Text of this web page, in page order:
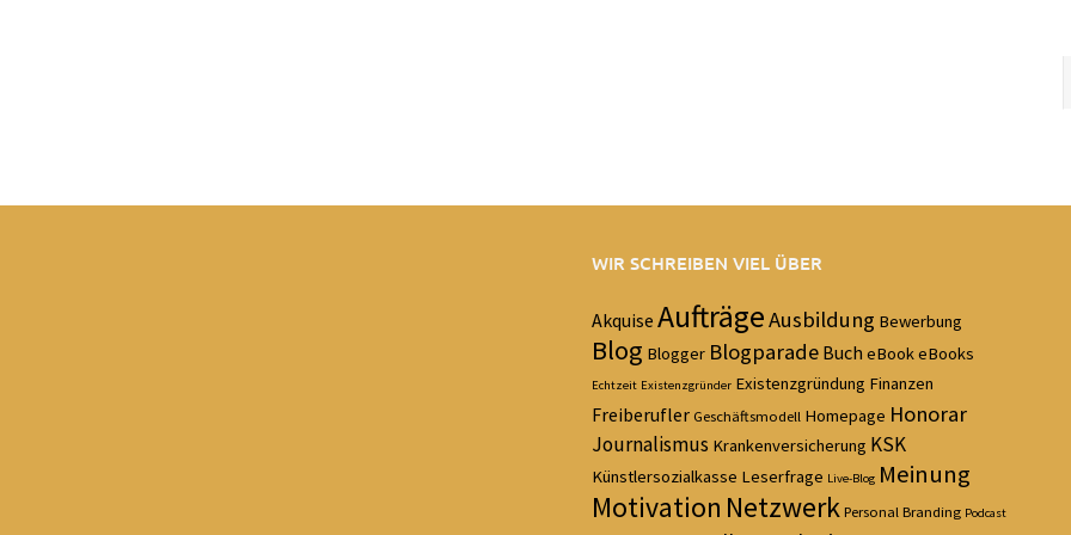
WIR SCHREIBEN VIEL ÜBER
Akquise AufträgeAusbildung Bewerbung
Blog Blogger Blogparade Buch eBookeBooks
Echtzeit Existenzgründer Existenzgründung Finanzen
Freiberufler Geschäftsmodell Homepage Honorar
Journalismus Krankenversicherung KSK
Künstlersozialkasse Leserfrage Live-Blog Meinung
Motivation Netzwerk Personal Branding Podcast